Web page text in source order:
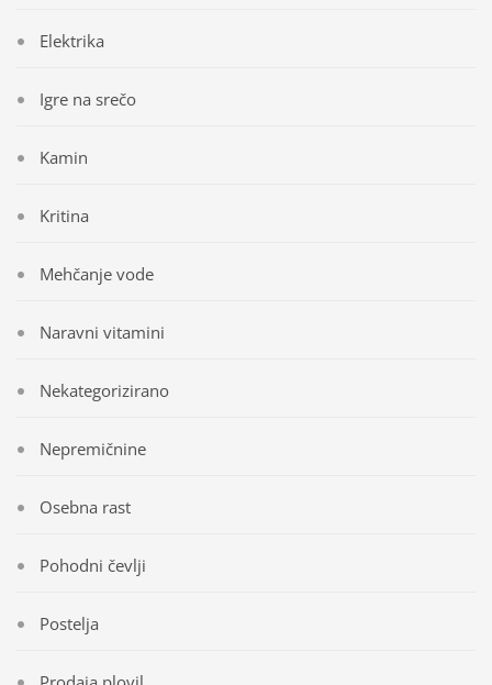
Elektrika
Igre na srečo
Kamin
Kritina
Mehčanje vode
Naravni vitamini
Nekategorizirano
Nepremičnine
Osebna rast
Pohodni čevlji
Postelja